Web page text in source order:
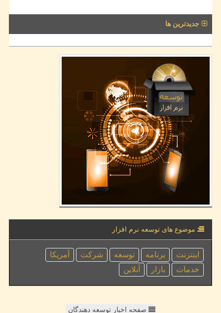
جدیدترین ها
موضوع های توسعه نرم افزار
اینترنت برنامه توسعه شركت
آمریكا
خدمات
بازار آنلاین
صفحه اخبار توسعه دهندگان